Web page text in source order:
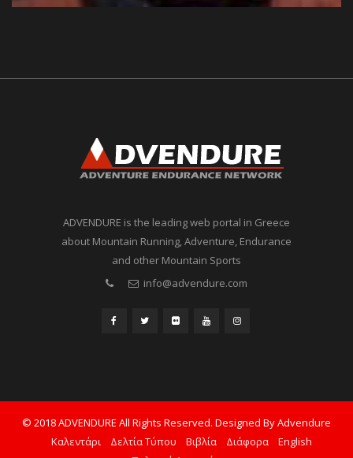
ADVENDURE is the leading web portal in Greece
about Mountain Running, Adventure, Endurance
and other Mountain Sports
info@advendure.com
© 2018 ADVENDURE All Rights Reserved. Designed By Advendure
Καλεντάρι
Δελτία Τύπου Βιβλία Διάφορα
English